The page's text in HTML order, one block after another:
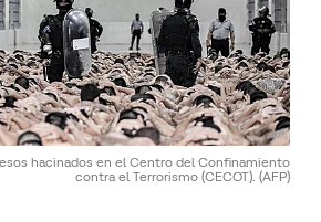
hacinados en el Centro del Confinamiento
contra el Terrorismo (CECOT). (AFP)